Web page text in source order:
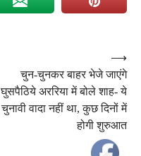
चुन-चुनकर बाहर भेजे जाएंगे
घुसपैठिये अररिया में बोले शाह- ये
चुनावी वादा नहीं था, कुछ दिनों में
होगी शुरुआत
⟶